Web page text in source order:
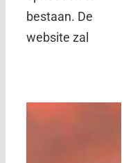
bestaan. De
website zal